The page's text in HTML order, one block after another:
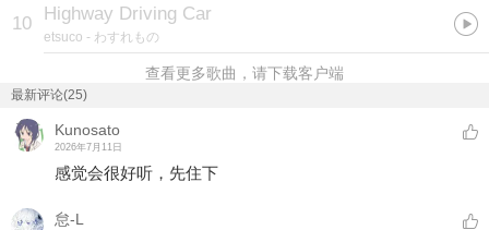
10 Highway Driving Car
etsuco - わすれもの
查看更多歌曲，请下载客户端
最新评论(25)
Kunosato
2026年7月11日
感觉会很好听，先住下
怠-L